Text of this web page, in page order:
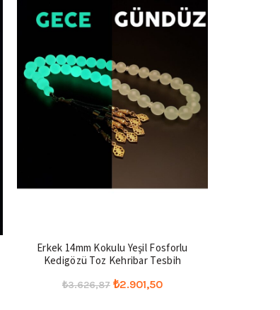
Erkek 14mm Kokulu Yeşil Fosforlu
Kedigözü Toz Kehribar Tesbih
₺3.626,87 Orijinal
₺2.901,50Şu